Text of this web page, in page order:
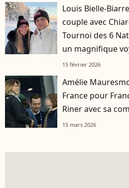
Louis Bielle-
couple avec
Tournoi des 6
un magnifique
15 février 2026
Amélie
France pour
Riner avec sa
15 mars 2026